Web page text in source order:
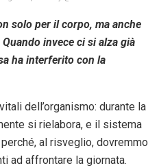
solo per il corpo, ma anche
invece ci si alza già
ha interferito con la
dell’organismo: durante la
si rielabora, e il sistema
al risveglio, dovremmo
ad affrontare la giornata.